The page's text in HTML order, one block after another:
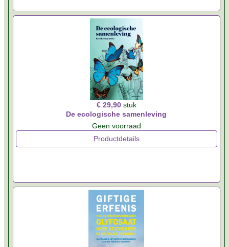
€ 29,90 stuk
De ecologische samenleving
Geen voorraad
Productdetails